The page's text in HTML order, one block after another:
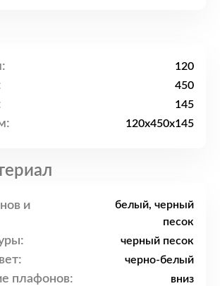
120
450
145
120x450x145
и
белый, черный
песок
черный песок
черно-белый
плафонов: вниз